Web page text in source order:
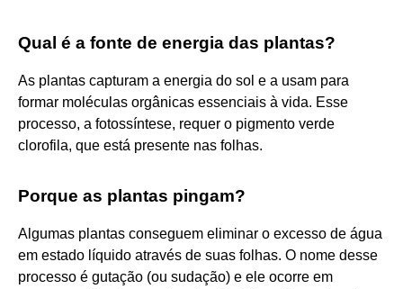
Qual é a fonte de energia das plantas?
As plantas capturam a energia do sol e a usam para
formar moléculas orgânicas essenciais à vida. Esse
processo, a fotossíntese, requer o pigmento verde
clorofila, que está presente nas folhas.
Porque as plantas pingam?
Algumas plantas conseguem eliminar o excesso de água
em estado líquido através de suas folhas. O nome desse
processo é gutação (ou sudação) e ele ocorre em